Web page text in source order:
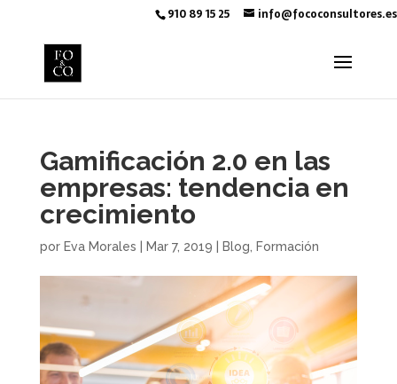
910 89 15 25 info@fococonsultores.es
Gamificación 2.0 en las
empresas: tendencia en
crecimiento
por Eva Morales Mar 7, 2019 Blog Formación